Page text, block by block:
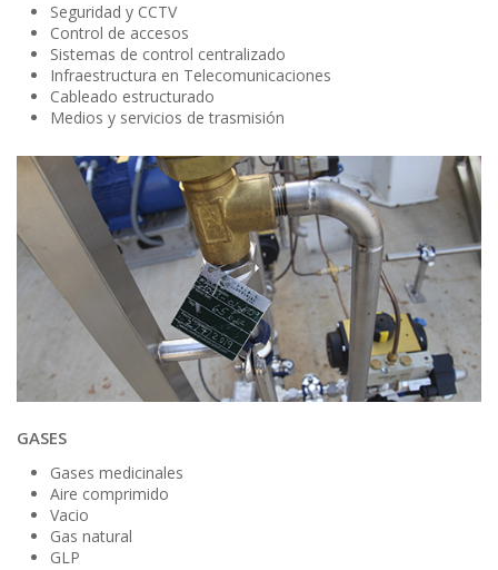
Seguridad y CCTV
Control de accesos
Sistemas de control centralizado
Infraestructura en Telecomunicaciones
Cableado estructurado
Medios y servicios de trasmisión
GASES
Gases medicinales
Aire comprimido
Vacio
Gas natural
GLP